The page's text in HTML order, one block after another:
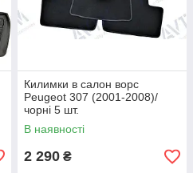
Килимки в салон ворс
Peugeot 307 (2001-2008)/
чорні 5 шт.
В наявності
2 290 ₴